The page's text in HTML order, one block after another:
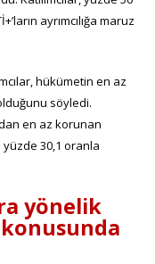
ayrımcılığa maruz
hükümetin en az
söyledi.
en az korunan
30,1 oranla
yönelik